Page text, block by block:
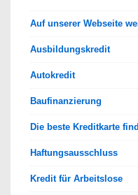
Auf unserer Webseite
Ausbildungskredit
Autokredit
Baufinanzierung
Die beste Kreditkarte
Haftungsausschluss
Kredit für Arbeitslose